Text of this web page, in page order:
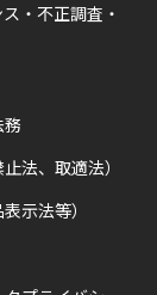
・不正調査・
法、取適法）
示法等）